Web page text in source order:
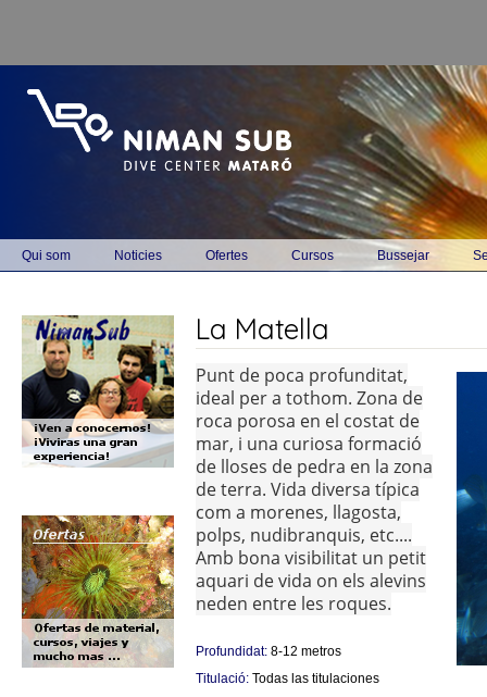
Main menu
Qui som Noticies Ofertes Cursos Bussejar
La Matella
Punt de poca profunditat,
ideal per a tothom. Zona de
roca porosa en el costat de
mar, i una curiosa formació
de lloses de pedra en la zona
de terra. Vida diversa típica
com a morenes, llagosta,
polps, nudibranquis, etc....
Amb bona visibilitat un petit
aquari de vida on els alevins
neden entre les roques.
Profundidat: 8-12 metros
Titulació: Todas las titulaciones